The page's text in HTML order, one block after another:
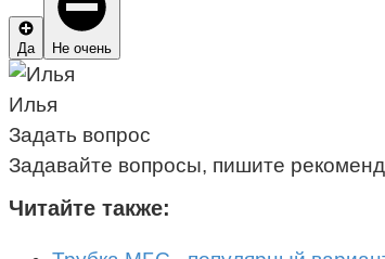
Да Не очень
Илья
Задать вопрос
Задавайте вопросы, пишите
Читайте также: